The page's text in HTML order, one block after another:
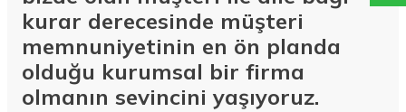
kurar derecesinde müşteri
memnuniyetinin en ön planda
olduğu kurumsal bir firma
olmanın sevincini yaşıyoruz.